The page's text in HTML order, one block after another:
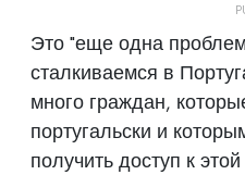
Это "еще одна
сталкиваемся в
много граждан,
португальски и
получить доступ к